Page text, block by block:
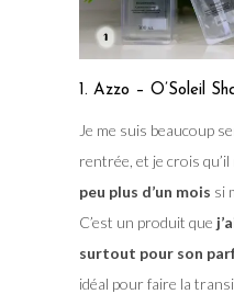
1. Azzo – O’Soleil
Je me suis beaucoup
rentrée, et je crois qu’il
peu plus d’un mois si
C’est un produit que
surtout pour son
idéal pour faire la